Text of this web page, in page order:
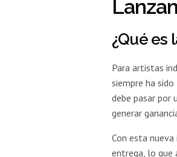
¿Qué es
Para artistas
siempre ha
debe pasar por
generar
Con esta
entrega, lo que